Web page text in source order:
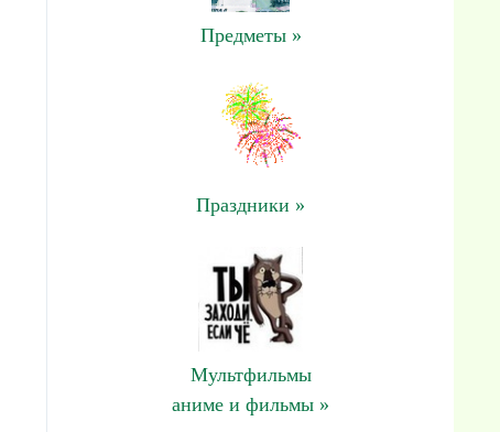
Предметы »
Праздники »
Мультфильмы
аниме и фильмы »